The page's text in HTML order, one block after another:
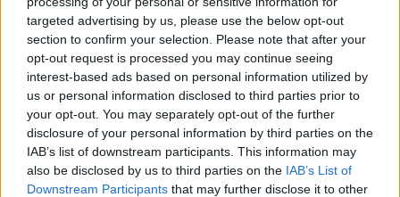
targeted advertising by us, please use the below opt-out
section to confirm your selection. Please note that after your
opt-out request is processed you may continue seeing
interest-based ads based on personal information utilized by
us or personal information disclosed to third parties prior to
your opt-out. You may separately opt-out of the further
disclosure of your personal information by third parties on the
IAB’s list of downstream participants. This information may
also be disclosed by us to third parties on the IAB’s List of
Downstream Participants that may further disclose it to other
Του Γιάννη Ράμμα/irammas@eurohoops.net
Κάρλικ Τζόουνς , οΣτέρλινγκ Μπράουνκι οΙζαάκ
Μπόνγκαέγινανviral τις τελευταίες ημέρες για όλους τους
λάθους λόγου
ς, αυτό, όμως, δεν επηρεάζει την παρουσία